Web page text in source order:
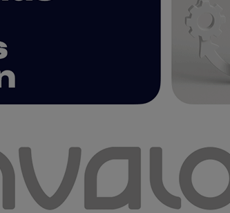
sector del plátano